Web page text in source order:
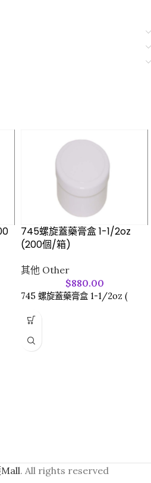
745螺旋蓋藥膏盒 1-1/2oz
(200個/箱)
其他 Other
$880.00
745 螺旋蓋藥膏盒 1-1/2oz (
. All rights reserved